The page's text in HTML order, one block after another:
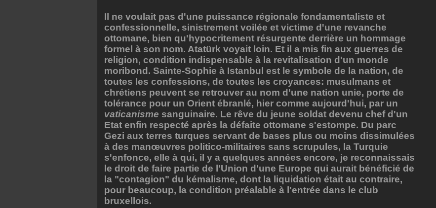
Il ne voulait pas d'une puissance régionale fondamentaliste et
confessionnelle, sinistrement voilée et victime d'une revanche
ottomane, bien qu'hypocritement résurgente derrière un hommage
formel à son nom. Atatürk voyait loin. Et il a mis fin aux guerres de
religion, condition indispensable à la revitalisation d'un monde
moribond. Sainte-Sophie à Istanbul est le symbole de la nation, de
toutes les confessions, de toutes les croyances: musulmans et
chrétiens peuvent se retrouver au nom d'une nation unie, porte de
tolérance pour un Orient ébranlé, hier comme aujourd'hui, par un
vaticanisme sanguinaire. Le rêve du jeune soldat devenu chef d'un
Etat enfin respecté après la défaite ottomane s'estompe. Du parc
Gezi aux terres turques servant de bases plus ou moins dissimulées
à des manœuvres politico-militaires sans scrupules, la Turquie
s'enfonce, elle à qui, il y a quelques années encore, je reconnaissais
le droit de faire partie de l'Union d'une Europe qui aurait bénéficié de
la "contagion" du kémalisme, dont la liquidation était au contraire,
pour beaucoup, la condition préalable à l'entrée dans le club
bruxellois.